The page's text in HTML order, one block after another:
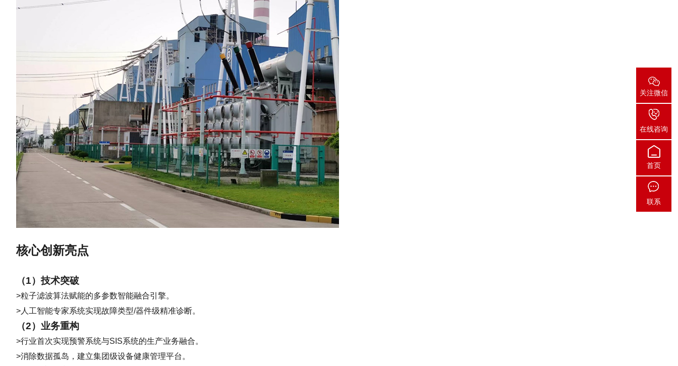
核心创新亮点
（1）技术突破
>粒子滤波算法赋能的多参数智能融合引擎。
>人工智能专家系统实现故障类型/器件级精准诊断。
（2）业务重构
>行业首次实现预警系统与SIS系统的生产业务融合。
>消除数据孤岛，建立集团级设备健康管理平台。
关注微信
在线咨询
首页
联系